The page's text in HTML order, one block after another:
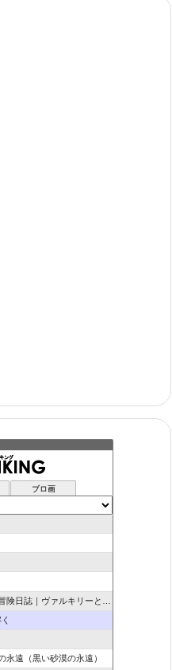
ブロ画
｜ヴァルキリーと闇の精霊の旅
永遠（黒い砂漠の永遠）